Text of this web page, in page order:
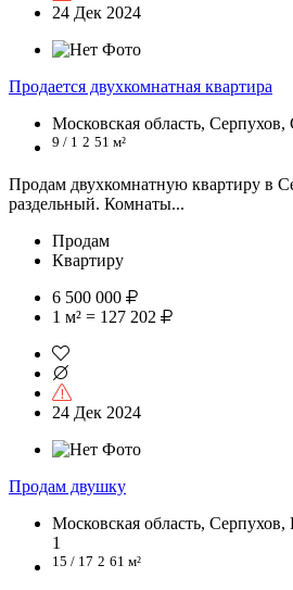
24 Дек 2024
Продается двухкомнатная квартира
Московская область, Серпухов,
9 / 1 2 51 м²
Продам двухкомнатную квартиру в
раздельный. Комнаты...
Продам
Квартиру
6 500 000
1 м² = 127 202
24 Дек 2024
Продам двушку
Московская область, Серпухов,
1
15 / 17 2 61 м²